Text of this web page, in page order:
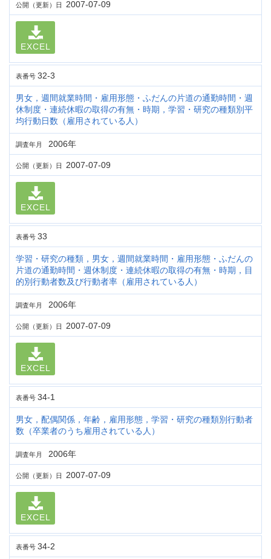
公開（更新）日 2007-07-09
EXCEL
表番号 32-3
男女，週間就業時間・雇用形態・ふだんの片道の通勤時間・週
休制度・連続休暇の取得の有無・時期，学習・研究の種類別平
均行動日数（雇用されている人）
調査年月 2006年
公開（更新）日 2007-07-09
EXCEL
表番号 33
学習・研究の種類，男女，週間就業時間・雇用形態・ふだんの
片道の通勤時間・週休制度・連続休暇の取得の有無・時期，目
的別行動者数及び行動者率（雇用されている人）
調査年月 2006年
公開（更新）日 2007-07-09
EXCEL
表番号 34-1
男女，配偶関係，年齢，雇用形態，学習・研究の種類別行動者
数（卒業者のうち雇用されている人）
調査年月 2006年
公開（更新）日 2007-07-09
EXCEL
表番号 34-2